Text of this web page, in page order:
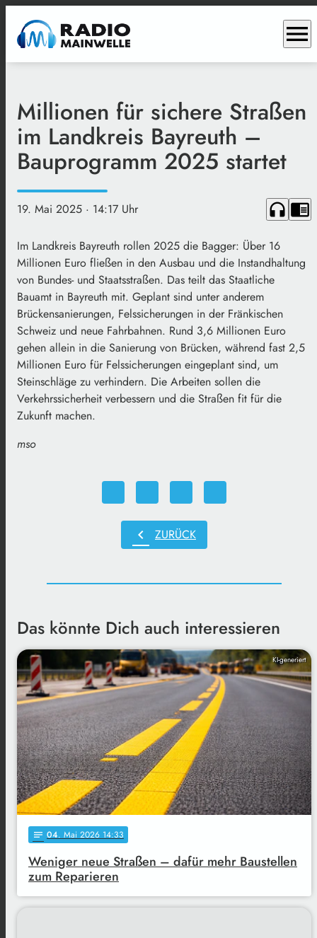
menu
Millionen für sichere Straßen
im Landkreis Bayreuth –
Bauprogramm 2025 startet
19. Mai 2025 · 14:17 Uhr headphones chrome_reader_mode
Im Landkreis Bayreuth rollen 2025 die Bagger: Über 16
Millionen Euro fließen in den Ausbau und die Instandhaltung
von Bundes- und Staatsstraßen. Das teilt das Staatliche
Bauamt in Bayreuth mit. Geplant sind unter anderem
Brückensanierungen, Felssicherungen in der Fränkischen
Schweiz und neue Fahrbahnen. Rund 3,6 Millionen Euro
gehen allein in die Sanierung von Brücken, während fast 2,5
Millionen Euro für Felssicherungen eingeplant sind, um
Steinschläge zu verhindern. Die Arbeiten sollen die
Verkehrssicherheit verbessern und die Straßen fit für die
Zukunft machen.
mso
chevron_left ZURÜCK
Das könnte Dich auch interessieren
KI-generiert
notes 04. Mai 2026 14:33
Weniger neue Straßen – dafür mehr Baustellen
zum Reparieren